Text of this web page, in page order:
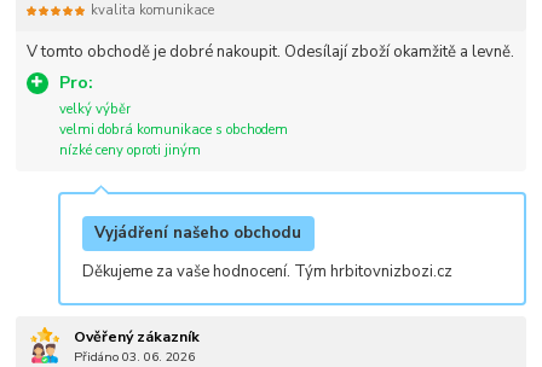
V tomto obchodě je dobré nakoupit. Odesílají zboží okamžitě a levně.
Pro:
velký výběr
velmi dobrá komunikace s obchodem
nízké ceny oproti jiným
kvalita komunikace
Vyjádření našeho obchodu
Děkujeme za vaše hodnocení. Tým hrbitovnizbozi.cz
Ověřený zákazník
Přidáno 03. 06. 2026